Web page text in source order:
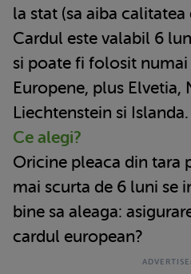
la stat (sa aiba calitatea
Cardul este valabil 6
si poate fi folosit
Europene, plus Elvetia,
Liechtenstein si Islanda.
Ce alegi?
Oricine pleaca din tara
mai scurta de 6 luni se
bine sa aleaga:
cardul european?